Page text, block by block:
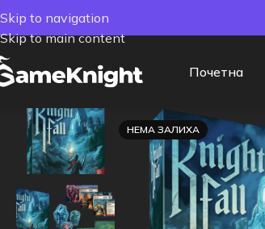
Skip to navigation
Skip to main content
Почетна
НЕМА ЗАЛИХА